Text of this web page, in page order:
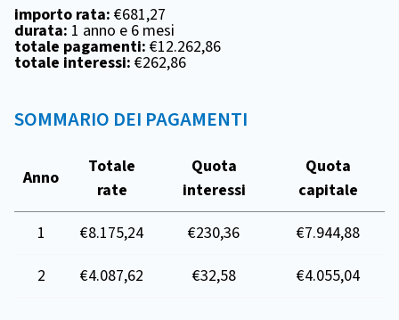
importo rata: €681,27
durata: 1 anno e 6 mesi
totale pagamenti: €12.262,86
totale interessi: €262,86
SOMMARIO DEI PAGAMENTI
Anno
Totale
rate
Quota
interessi
Quota
capitale
1
€8.175,24 €230,36
€7.944,88
2
€4.087,62 €32,58 €4.055,04